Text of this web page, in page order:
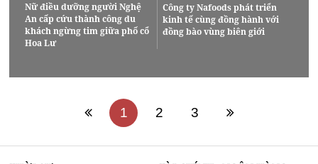
Nữ điều dưỡng người Nghệ
An cấp cứu thành công du
khách ngừng tim giữa phố cổ
Hoa Lư
Công ty Nafoods phát triển
kinh tế cùng đồng hành với
đồng bào vùng biên giới
1 2 3